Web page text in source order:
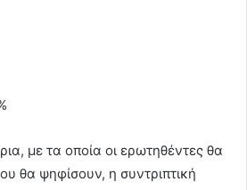
με τα οποία οι ερωτηθέντες θα
θα ψηφίσουν, η συντριπτική